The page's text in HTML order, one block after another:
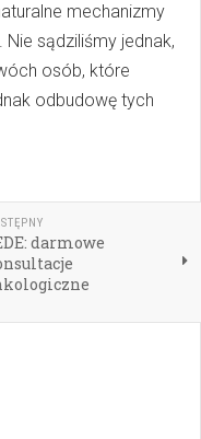
mechanizmy
sądziliśmy jednak,
osób, które
odbudowę tych
darmowe